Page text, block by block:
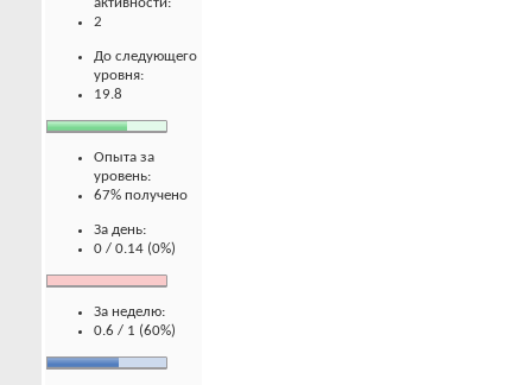
активности:
2
До следующего
уровня:
19.8
Опыта за
уровень:
67% получено
За день:
0 / 0.14 (0%)
За неделю:
0.6 / 1 (60%)